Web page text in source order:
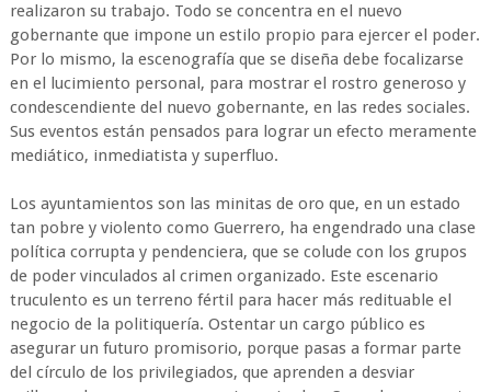
realizaron su trabajo. Todo se concentra en el nuevo
gobernante que impone un estilo propio para ejercer el poder.
Por lo mismo, la escenografía que se diseña debe focalizarse
en el lucimiento personal, para mostrar el rostro generoso y
condescendiente del nuevo gobernante, en las redes sociales.
Sus eventos están pensados para lograr un efecto meramente
mediático, inmediatista y superfluo.
Los ayuntamientos son las minitas de oro que, en un estado
tan pobre y violento como Guerrero, ha engendrado una clase
política corrupta y pendenciera, que se colude con los grupos
de poder vinculados al crimen organizado. Este escenario
truculento es un terreno fértil para hacer más redituable el
negocio de la politiquería. Ostentar un cargo público es
asegurar un futuro promisorio, porque pasas a formar parte
del círculo de los privilegiados, que aprenden a desviar